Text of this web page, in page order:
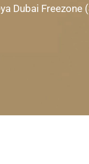
Dubai